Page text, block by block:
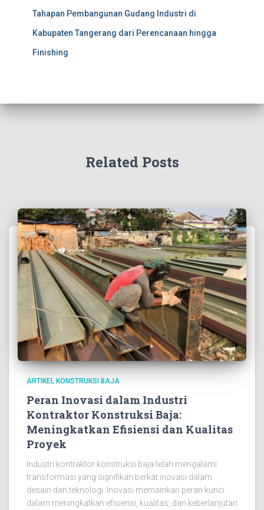
Tahapan Pembangunan Gudang Industri di
Kabupaten Tangerang dari Perencanaan hingga
Finishing
Related Posts
ARTIKEL KONSTRUKSI BAJA
Peran Inovasi dalam Industri
Kontraktor Konstruksi Baja:
Meningkatkan Efisiensi dan Kualitas
Proyek
Industri kontraktor konstruksi baja telah mengalami
transformasi yang signifikan berkat inovasi dalam
desain dan teknologi. Inovasi memainkan peran kunci
dalam meningkatkan efisiensi, kualitas, dan keberlanjutan